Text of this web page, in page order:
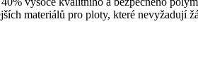
materiálů pro ploty, které nevyžadují